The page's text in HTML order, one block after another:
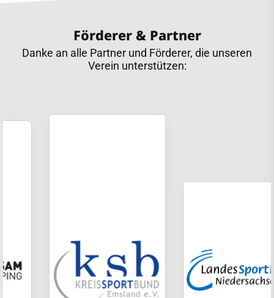
Förderer & Partner
Danke an alle Partner und Förderer, die unseren
Verein unterstützen: